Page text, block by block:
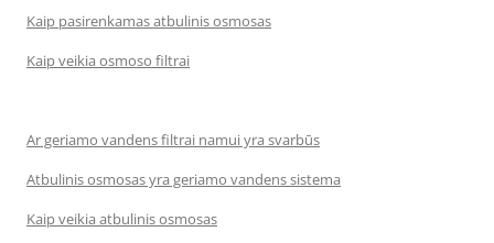
Kaip pasirenkamas atbulinis osmosas
Kaip veikia osmoso filtrai
Ar geriamo vandens filtrai namui yra svarbūs
Atbulinis osmosas yra geriamo vandens sistema
Kaip veikia atbulinis osmosas